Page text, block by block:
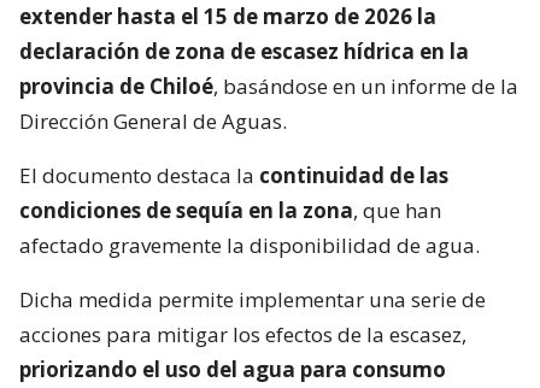
extender hasta el 15 de marzo de 2026 la
declaración de zona de escasez hídrica en la
provincia de Chiloé, basándose en un informe de la
Dirección General de Aguas.
El documento destaca la continuidad de las
condiciones de sequía en la zona, que han
afectado gravemente la disponibilidad de agua.
Dicha medida permite implementar una serie de
acciones para mitigar los efectos de la escasez,
priorizando el uso del agua para consumo